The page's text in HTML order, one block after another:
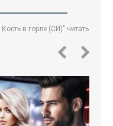
в горле (СИ)" читать